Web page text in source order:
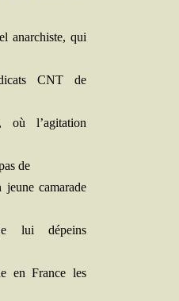
anar­chiste, qui
CNT de
où l’agitation
de
jeune cama­rade
lui dépeins
en France les